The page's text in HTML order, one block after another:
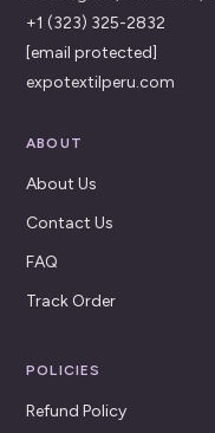
+1 (323) 325-2832
[email protected]
expotextilperu.com
ABOUT
About Us
Contact Us
FAQ
Track Order
POLICIES
Refund Policy